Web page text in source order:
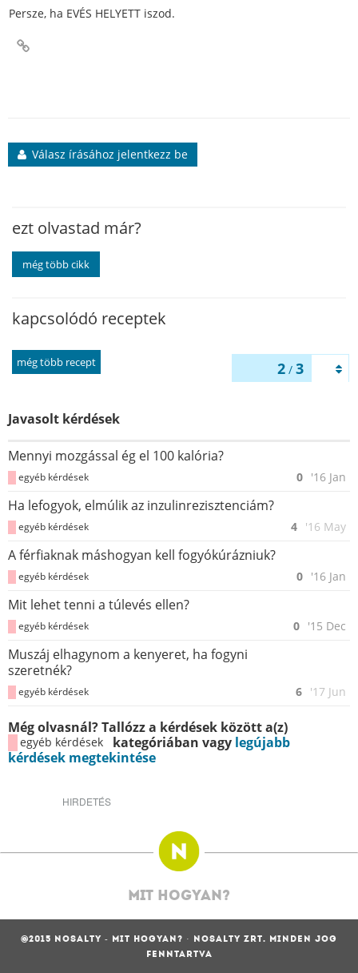
2 / 3
Persze, ha EVÉS HELYETT iszod.
Válasz írásához jelentkezz be
ezt olvastad már?
még több cikk
kapcsolódó receptek
még több recept
Javasolt kérdések
Mennyi mozgással ég el 100 kalória?
0 '16 Jan
egyéb kérdések
Ha lefogyok, elmúlik az inzulinrezisztenciám?
4 '16 May
egyéb kérdések
A férfiaknak máshogyan kell fogyókúrázniuk?
0 '16 Jan
egyéb kérdések
Mit lehet tenni a túlevés ellen?
0 '15 Dec
egyéb kérdések
Muszáj elhagynom a kenyeret, ha fogyni
szeretnék?
6 '17 Jun
egyéb kérdések
Még olvasnál? Tallózz a kérdések között a(z)
egyéb kérdések kategóriában vagy legújabb
kérdések megtekintése
HIRDETÉS
MIT HOGYAN?
@2015 NOSALTY - MIT HOGYAN? · NOSALTY ZRT. MINDEN JOG
FENNTARTVA